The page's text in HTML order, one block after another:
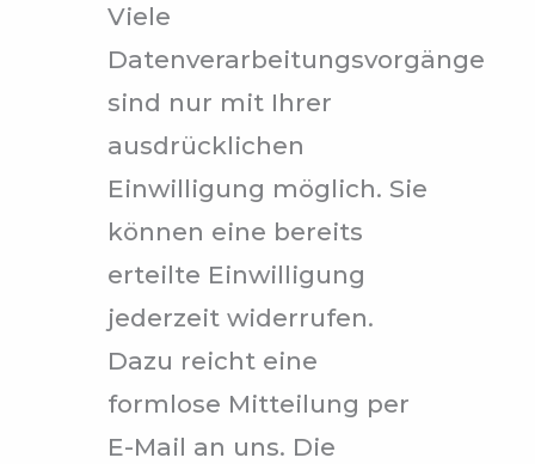
Viele
Datenverarbeitungsvorgänge
sind nur mit Ihrer
ausdrücklichen
Einwilligung möglich. Sie
können eine bereits
erteilte Einwilligung
jederzeit widerrufen.
Dazu reicht eine
formlose Mitteilung per
E-Mail an uns. Die